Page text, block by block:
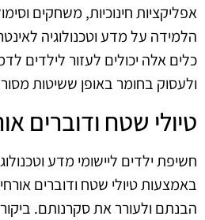
אפליקציות חינוכיות, משחקים
הלמידה על מדע וטכנולוגיה
כלים אלה יכולים לעזור לילדים
ולעסוק בחומר באופן ששיטות
טיולי שטח ודוברים
חשיפת ילדים ליישומי מדע
באמצעות טיולי שטח ודוברים
הבנתם ולעורר את סקרנותם.